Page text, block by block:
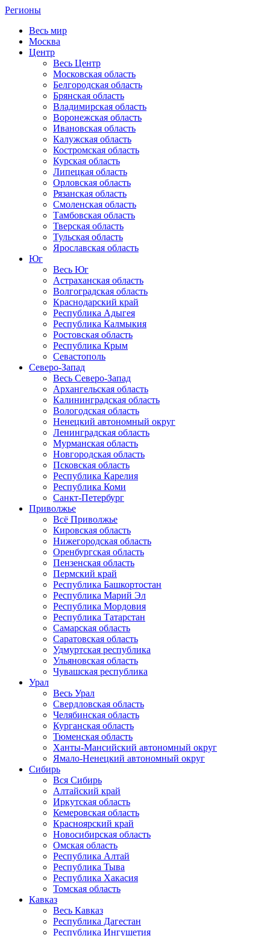
Регионы
Весь мир
Москва
Центр
Весь Центр
Московская область
Белгородская область
Брянская область
Владимирская область
Воронежская область
Ивановская область
Калужская область
Костромская область
Курская область
Липецкая область
Орловская область
Рязанская область
Смоленская область
Тамбовская область
Тверская область
Тульская область
Ярославская область
Юг
Весь Юг
Астраханская область
Волгоградская область
Краснодарский край
Республика Адыгея
Республика Калмыкия
Ростовская область
Республика Крым
Севастополь
Северо-Запад
Весь Северо-Запад
Архангельская область
Калининградская область
Вологодская область
Ненецкий автономный округ
Ленинградская область
Мурманская область
Новгородская область
Псковская область
Республика Карелия
Республика Коми
Санкт-Петербург
Приволжье
Всё Приволжье
Кировская область
Нижегородская область
Оренбургская область
Пензенская область
Пермский край
Республика Башкортостан
Республика Марий Эл
Республика Мордовия
Республика Татарстан
Самарская область
Саратовская область
Удмуртская республика
Ульяновская область
Чувашская республика
Урал
Весь Урал
Свердловская область
Челябинская область
Курганская область
Тюменская область
Ханты-Мансийский автономный округ
Ямало-Ненецкий автономный округ
Сибирь
Вся Сибирь
Алтайский край
Иркутская область
Кемеровская область
Красноярский край
Новосибирская область
Омская область
Республика Алтай
Республика Тыва
Республика Хакасия
Томская область
Кавказ
Весь Кавказ
Республика Дагестан
Республика Ингушетия